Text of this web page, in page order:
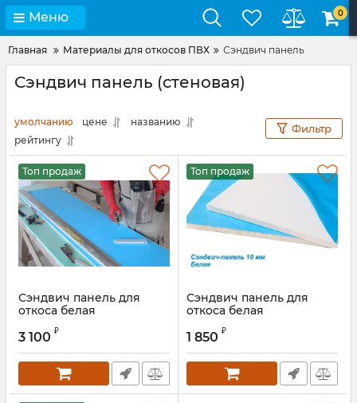
Меню 0
Главная Материалы для откосов ПВХ Сэндвич панель
Сэндвич панель (стеновая)
умолчанию цене
названию
рейтингу
Фильтр
Топ продаж
Сэндвич панель для
откоса белая
Артикул:
3 100 ₽
Топ продаж
Сэндвич панель для
откоса белая
1 850 ₽